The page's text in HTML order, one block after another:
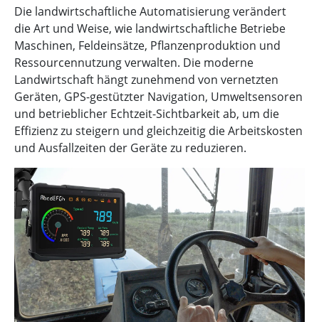
Die landwirtschaftliche Automatisierung verändert
die Art und Weise, wie landwirtschaftliche Betriebe
Maschinen, Feldeinsätze, Pflanzenproduktion und
Ressourcennutzung verwalten. Die moderne
Landwirtschaft hängt zunehmend von vernetzten
Geräten, GPS-gestützter Navigation, Umweltsensoren
und betrieblicher Echtzeit-Sichtbarkeit ab, um die
Effizienz zu steigern und gleichzeitig die Arbeitskosten
und Ausfallzeiten der Geräte zu reduzieren.